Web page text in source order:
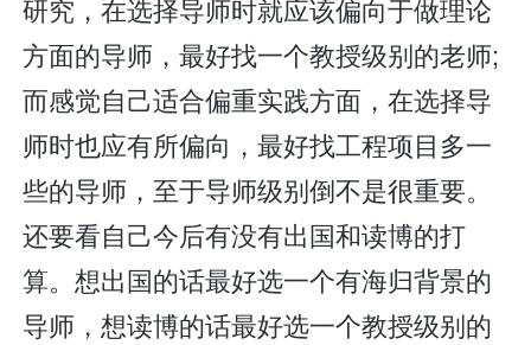
研究，在选择导师时就应该偏向于做理论
方面的导师，最好找一个教授级别的老师;
而感觉自己适合偏重实践方面，在选择导
师时也应有所偏向，最好找工程项目多一
些的导师，至于导师级别倒不是很重要。
还要看自己今后有没有出国和读博的打
算。想出国的话最好选一个有海归背景的
导师，想读博的话最好选一个教授级别的